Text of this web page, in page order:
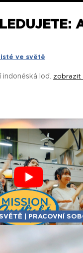
ve světě
indonéská loď. zobrazit
| PRACOVNÍ